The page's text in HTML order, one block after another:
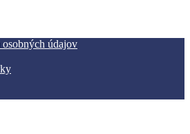
osobných údajov